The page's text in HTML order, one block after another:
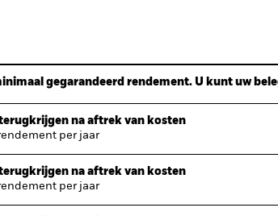
gegarandeerd rendement. U kunt uw
na aftrek van kosten
per jaar
na aftrek van kosten
per jaar